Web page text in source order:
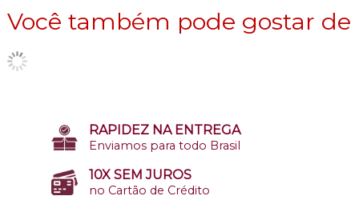
Você também pode gostar de
RAPIDEZ NA ENTREGA
Enviamos para todo Brasil
10X SEM JUROS
no Cartão de Crédito